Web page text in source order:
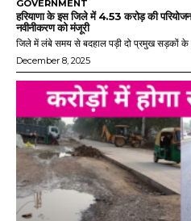
GOVERNMENT
हरियाणा के इस जिले में 4.53 करोड़ की
नवीनीकरण को मंजूरी
जिले में लंबे समय से बदहाल पड़ी दो प्रमुख सड़कों के
December 8, 2025